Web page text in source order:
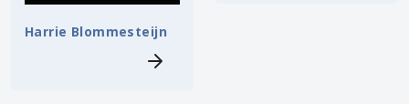
Harrie Blommesteijn